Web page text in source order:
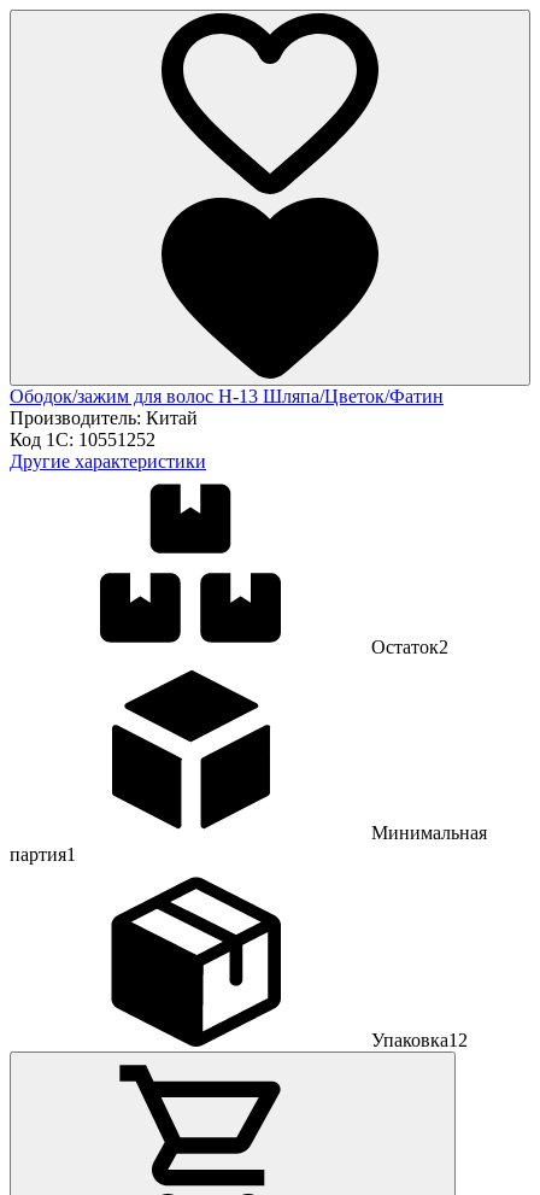
Ободок/зажим для волос H-13 Шляпа/Цветок/Фатин
Производитель: Китай
Код 1С: 10551252
Другие характеристики
Остаток2
Минимальная
партия1
Упаковка12